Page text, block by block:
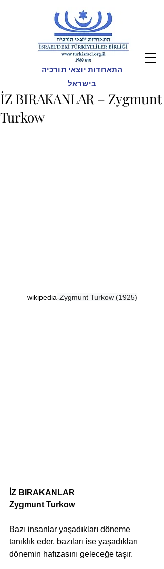
התאחדות יוצאי תורכיה
בישראל
İZ BIRAKANLAR – Zygmunt
Turkow
wikipedia-Zygmunt Turkow (1925)
İZ BIRAKANLAR
Zygmunt Turkow
Bazı insanlar yaşadıkları döneme
tanıklık eder, bazıları ise yaşadıkları
dönemin hafızasını geleceğe taşır.